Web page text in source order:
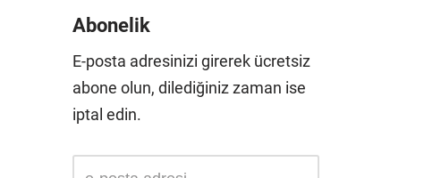
Abonelik
E-posta adresinizi girerek ücretsiz
abone olun, dilediğiniz zaman ise
iptal edin.